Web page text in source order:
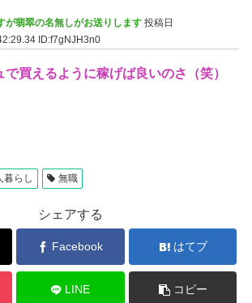
が翡翠の名無しがお送りします 投稿日
ID:f7gNJH3n0
買えるように稼げば良いのさ（笑）
暮らし 無職
シェアする
Facebook はてブ
LINE コピー